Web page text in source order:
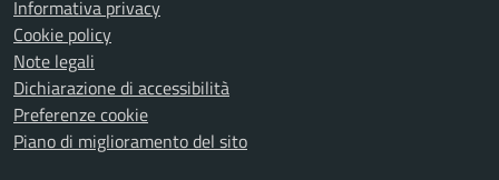
Informativa privacy
Cookie policy
Note legali
Dichiarazione di accessibilità
Preferenze cookie
Piano di miglioramento del sito